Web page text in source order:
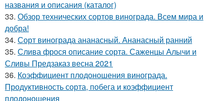
названия и описания (каталог)
33. Обзор технических сортов винограда. Всем мира и
добра!
34. Сорт винограда ананасный. Ананасный ранний
35. Слива фрося описание сорта. Саженцы Алычи и
Сливы Предзаказ весна 2021
36. Коэффициент плодоношения винограда.
Продуктивность сорта, побега и коэффициент
плодоношения